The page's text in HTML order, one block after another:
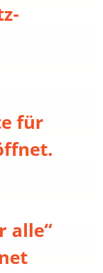
für
alle“